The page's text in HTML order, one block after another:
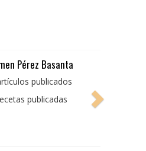
Manuel Collado
bien tratado